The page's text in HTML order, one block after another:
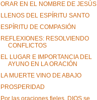
ORAR EN EL NOMBRE DE JESÚS
LLENOS DEL ESPÍRITU SANTO
ESPÍRITU DE COMPASIÓN
REFLEXIONES: RESOLVIENDO
CONFLICTOS
EL LUGAR E IMPORTANCIA DEL
AYUNO EN LA ORACIÓN
LA MUERTE VINO DE ABAJO
PROSPERIDAD
Por las oraciones fieles, DIOS se